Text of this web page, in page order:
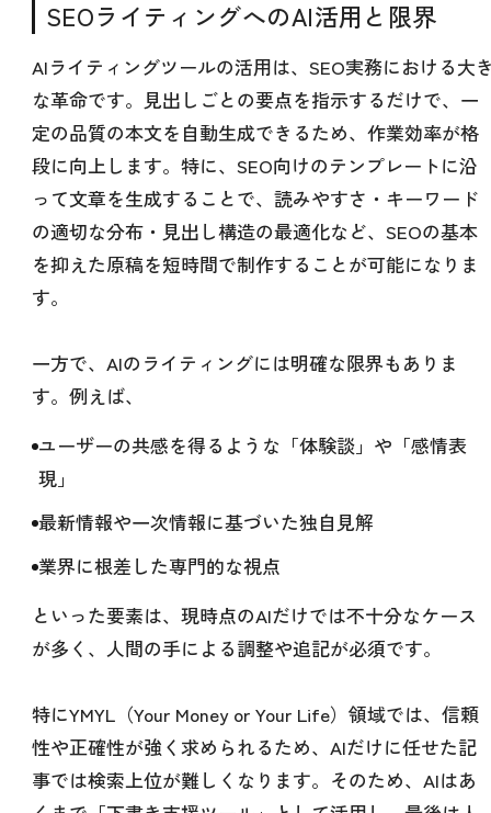
SEOライティングへのAI活用と限界
AIライティングツールの活用は、SEO実務における大
な革命です。見出しごとの要点を指示するだけで、一
定の品質の本文を自動生成できるため、作業効率が格
段に向上します。特に、SEO向けのテンプレートに沿
って文章を生成することで、読みやすさ・キーワード
の適切な分布・見出し構造の最適化など、SEOの基本
を抑えた原稿を短時間で制作することが可能になりま
す。
一方で、AIのライティングには明確な限界もありま
す。例えば、
ユーザーの共感を得るような「体験談」や「感情表
現」
最新情報や一次情報に基づいた独自見解
業界に根差した専門的な視点
といった要素は、現時点のAIだけでは不十分なケース
が多く、人間の手による調整や追記が必須です。
特にYMYL（Your Money or Your Life）領域では、信頼
性や正確性が強く求められるため、AIだけに任せた記
事では検索上位が難しくなります。そのため、AIはあ